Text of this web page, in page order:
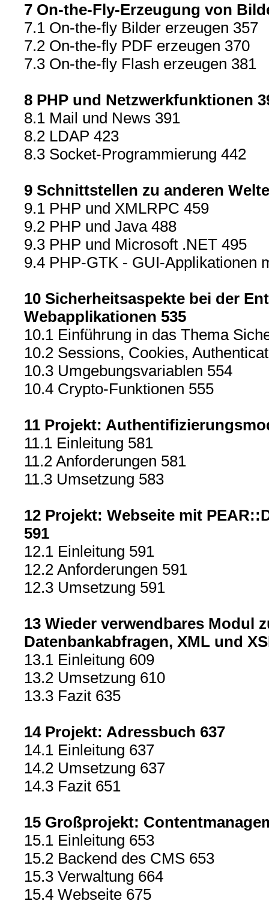
7 On-the-Fly-Erzeugung von
7.1 On-the-fly Bilder erzeugen 357
7.2 On-the-fly PDF erzeugen 370
7.3 On-the-fly Flash erzeugen 381
8 PHP und Netzwerkfunktionen
8.1 Mail und News 391
8.2 LDAP 423
8.3 Socket-Programmierung 442
9 Schnittstellen zu anderen
9.1 PHP und XMLRPC 459
9.2 PHP und Java 488
9.3 PHP und Microsoft .NET 495
9.4 PHP-GTK - GUI-Applikationen
10 Sicherheitsaspekte bei der
Webapplikationen 535
10.1 Einführung in das Thema
10.2 Sessions, Cookies,
10.3 Umgebungsvariablen 554
10.4 Crypto-Funktionen 555
11 Projekt:
11.1 Einleitung 581
11.2 Anforderungen 581
11.3 Umsetzung 583
12 Projekt: Webseite mit
591
12.1 Einleitung 591
12.2 Anforderungen 591
12.3 Umsetzung 591
13 Wieder verwendbares Modul
Datenbankabfragen, XML und
13.1 Einleitung 609
13.2 Umsetzung 610
13.3 Fazit 635
14 Projekt: Adressbuch 637
14.1 Einleitung 637
14.2 Umsetzung 637
14.3 Fazit 651
15 Großprojekt:
15.1 Einleitung 653
15.2 Backend des CMS 653
15.3 Verwaltung 664
15.4 Webseite 675